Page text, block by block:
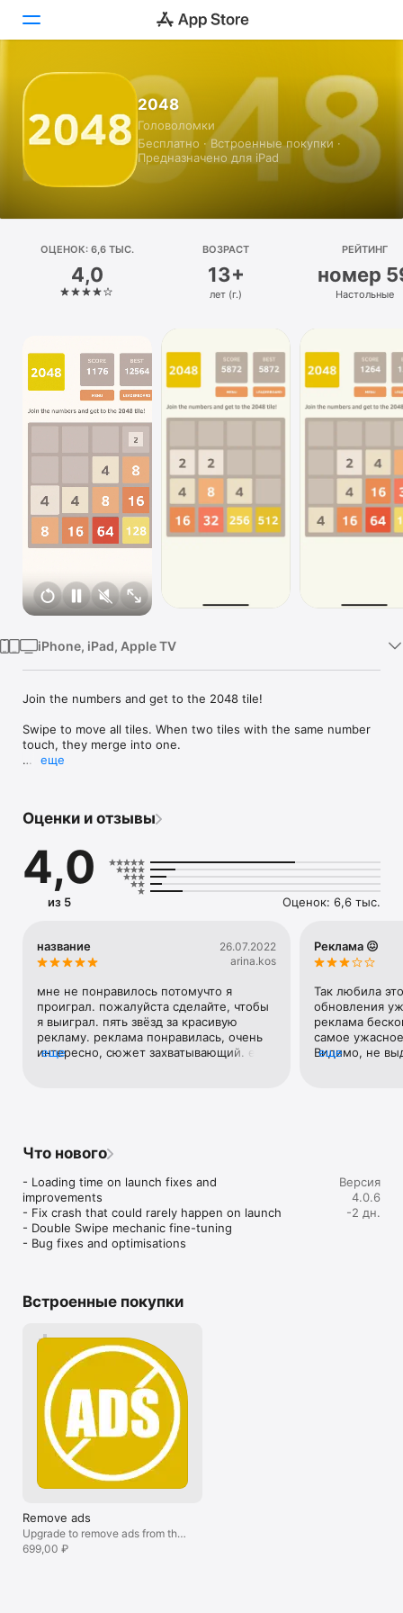
Игры
Приложения
Платформа
iPhone
Mac
TV
2048
Головоломки
Бесплатно · Встроенные покупки ·
Предназначено для iPad
ОЦЕНОК: 6,6 ТЫС.
4,0
ВОЗРАСТ
13+
лет (г.)
РЕЙТИНГ
номер
Настольные
iPhone, iPad, Apple TV
Join the numbers and get to the 2048 tile!
Swipe to move all tiles. When two tiles with the same number
touch, they merge into one.
http://gabrielecirulli.github.io/2048/
еще
Оценки и отзывы
4,0
из 5 Оценок: 6,6 тыс.
название
26.07.2022
arina.kos
мне не понравилось потомучто я
проиграл. пожалуйста сделайте, чтобы
я выиграл. пять звёзд за красивую
рекламу. реклама понравилась, очень
интересно, сюжет захватывающий. ещё
еще
Реклама 😖
Так любила
обновления
реклама
самое
Видимо, не
еще
Что нового
- Loading time on launch fixes and
improvements
- Fix crash that could rarely happen on launch
- Double Swipe mechanic fine-tuning
- Bug fixes and optimisations
Версия
4.0.6
-2 дн.
Встроенные покупки
Remove ads
Upgrade to remove ads from the
game.
699,00 ₽